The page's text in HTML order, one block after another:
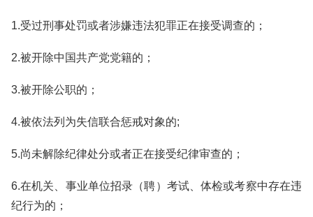
1.受过刑事处罚或者涉嫌违法犯罪正在接受调查的；
2.被开除中国共产党党籍的；
3.被开除公职的；
4.被依法列为失信联合惩戒对象的;
5.尚未解除纪律处分或者正在接受纪律审查的；
6.在机关、事业单位招录（聘）考试、体检或考察中存在违
纪行为的；